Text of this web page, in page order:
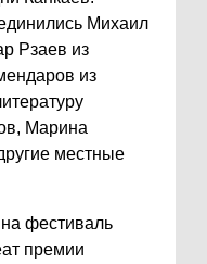
Михаил
Рзаев из
из
Марина
местные
на фестиваль
премии